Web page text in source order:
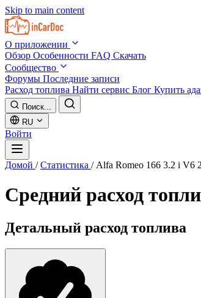
Skip to main content
О приложении
Обзор Особенности FAQ Скачать
Сообщество
Форумы Последние записи
Расход топлива Найти сервис Блог Купить
Поиск...
RU
Войти
Домой / Статистика / Alfa Romeo 166 3.2 i V6
Средний расход
Детальный расход топлива